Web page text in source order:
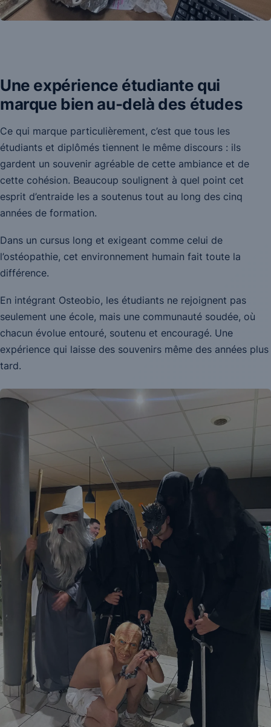
Une expérience étudiante qui
marque bien au-delà des études
Ce qui marque particulièrement, c’est que tous les
étudiants et diplômés tiennent le même discours : ils
gardent un souvenir agréable de cette ambiance et de
cette cohésion. Beaucoup soulignent à quel point cet
esprit d’entraide les a soutenus tout au long des cinq
années de formation.
Dans un cursus long et exigeant comme celui de
l’ostéopathie, cet environnement humain fait toute la
différence.
En intégrant Osteobio, les étudiants ne rejoignent pas
seulement une école, mais une communauté soudée, où
chacun évolue entouré, soutenu et encouragé. Une
expérience qui laisse des souvenirs même des années plus
tard.